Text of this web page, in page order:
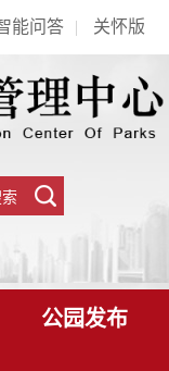
能问答 | 关怀版
公园发布